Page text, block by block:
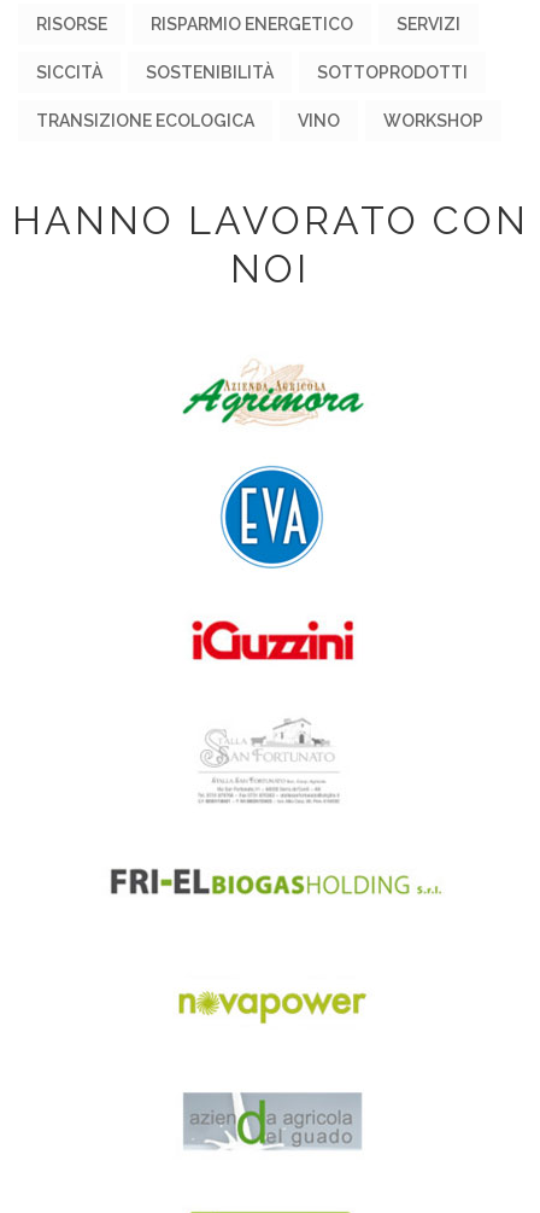
RISORSE RISPARMIO ENERGETICO SERVIZI
SICCITÀ SOSTENIBILITÀ SOTTOPRODOTTI
TRANSIZIONE ECOLOGICA VINO WORKSHOP
HANNO LAVORATO CON
NOI